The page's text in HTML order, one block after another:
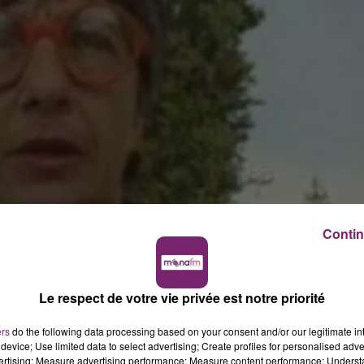
vingtaine de romans et d'essais, est décédée lundi à
de sa fille Mâkhi. Elle avait 87 ans.
littéraire de l'émission Télématin sur France
roman en 1963 (Le Petit Caillou) et a remporté le
destin d'une jeune paysanne grecque en rupture
Le respect de votre vie privée est notre priorité
do the following data processing based on your consent and/or our legitimate
Use limited data to select advertising; Create profiles for personalised
Measure advertising performance; Measure content performance;